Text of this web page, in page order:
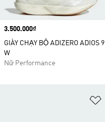
Price
3.500.000₫
GIÀY CHẠY BỘ ADIZERO ADIOS 9
W
Nữ Performance